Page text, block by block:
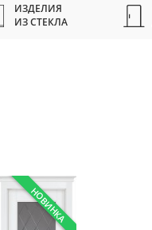
ИЗДЕЛИЯ
ИЗ СТЕКЛА
НОВИНКА